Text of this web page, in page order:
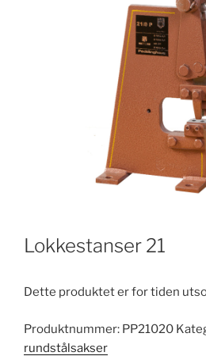
Lokkestanser 21
Dette produktet er for tiden
Produktnummer: PP21020
rundstålsakser